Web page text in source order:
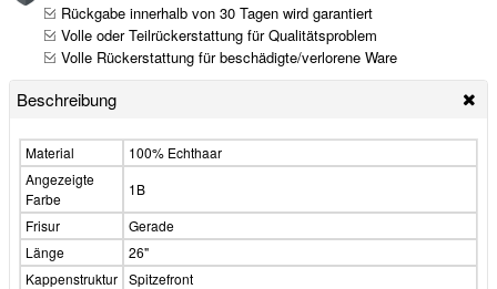
Rückgabe innerhalb von 30 Tagen wird garantiert
Volle oder Teilrückerstattung für Qualitätsproblem
Volle Rückerstattung für beschädigte/verlorene Ware
Beschreibung
Material
100% Echthaar
Angezeigte
Farbe
1B
Frisur
Gerade
Länge
26"
Kappenstruktur Spitzefront